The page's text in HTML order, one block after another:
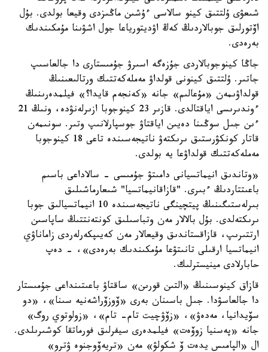
شىعۋى ۇلتتىق كينو سالاسى ءۇشىن ماڭىزدى وقيعا بولدى. بۇل
اۆتورلىق جوبالاردىڭ كەڭ اۋديتورياعا جول اشۋىنا مۇمكىندىك
بەرەدى.
جاڭا كينوجوبالاردى جۇزەگە اسىرۋ جۇمىستارى دا جالعاسىپ
جاتىر. ۇلتتىق كينونى قولداۋ مەملەكەتتىك ورتالىعىنىڭ
قولداۋىمەن «مۇعالىم» جانە «كەنجەم قايدا؟» فيلمدەرىنىڭ
ءوندىرىسى اياقتالدى. قازىر 23 كينوجوبا ازىرلەنۋدە، ونىڭ 21
ءىن جىل سوڭىنا دەيىن اياقتاۋ جوسپارلانىپ وتىر. سونىمەن
قاتار كونكۋرستىق ىرىكتەۋ ناتيجەسىندە تاعى 18 كينوجوبا
مەملەكەتتىك قولداۋعا يە بولدى.
«وتاندىق انيماتسيانى دامىتۋ جۇمىسى - سالاداعى باسىم
باعىتتاردىڭ ءبىرى. "قازاقانيماتسيا" شىعارماشىلىق
بىرلەستىگىنىڭ پيتچينگى ناتيجەسىندە 10 انيماتسيالىق جوبا
ىرىكتەلدى. بۇل بالالار مەن وتباسىلىق كونتەنتتىڭ ساپاسىن
ارتتىرىپ، قازاقستاندىق وقيعالار مەن كەيىپكەرلەردى زاماناۋي
انيماتسيا ارقىلى تانىتۋعا مۇمكىندىك بەرەدى»، - دەپ
حابارلادى مينيسترلىك.
قازاق كينوسىنىڭ «التىن قورىن» ساقتاۋ باعىتىنداعى جۇمىستار
دا جالعاسۋدا. جىل باسىنان بەرى «ۆوزۆراشەنيە سىنا»، «دو
سۆيدانيا، مەدەۋ»، «زۆۋچيت تام- تام»، «زولوتوي روگ»
جانە «پەسنيا زوۆەت» فيلمدەرى سيفرلىق فورماتقا كوشىرىلدى.
ال «الپامىس يدەت ۆ شكولۋ» مەن «تريەۆوجنوە ۋترو»